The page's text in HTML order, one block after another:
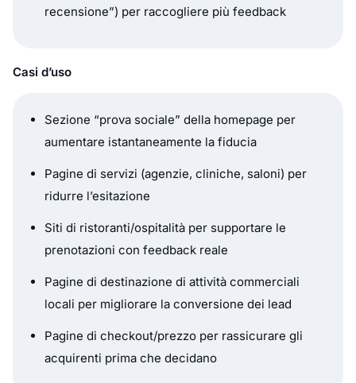
recensione”) per raccogliere più feedback
Casi d’uso
Sezione “prova sociale” della homepage per
aumentare istantaneamente la fiducia
Pagine di servizi (agenzie, cliniche, saloni) per
ridurre l’esitazione
Siti di ristoranti/ospitalità per supportare le
prenotazioni con feedback reale
Pagine di destinazione di attività commerciali
locali per migliorare la conversione dei lead
Pagine di checkout/prezzo per rassicurare gli
acquirenti prima che decidano